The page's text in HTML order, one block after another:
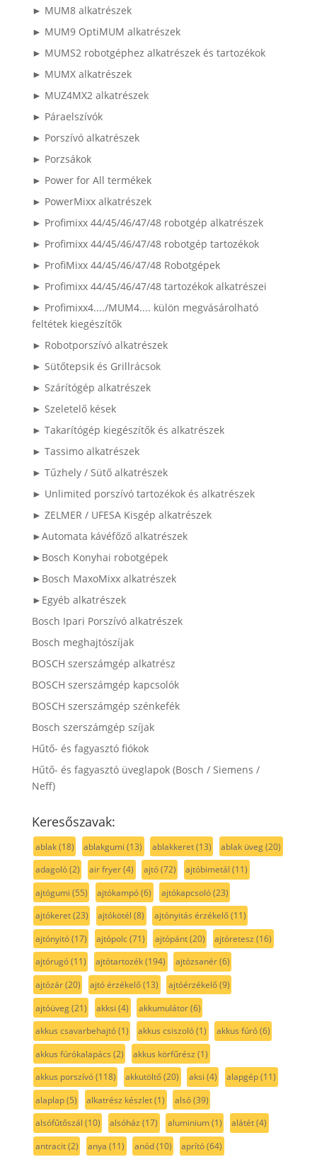
► MUM8 alkatrészek
► MUM9 OptiMUM alkatrészek
► MUMS2 robotgéphez alkatrészek és tartozékok
► MUMX alkatrészek
► MUZ4MX2 alkatrészek
► Páraelszívók
► Porszívó alkatrészek
► Porzsákok
► Power for All termékek
► PowerMixx alkatrészek
► Profimixx 44/45/46/47/48 robotgép alkatrészek
► Profimixx 44/45/46/47/48 robotgép tartozékok
► ProfiMixx 44/45/46/47/48 Robotgépek
► Profimixx 44/45/46/47/48 tartozékok alkatrészei
► Profimixx4..../MUM4.... külön megvásárolható
feltétek kiegészítők
► Robotporszívó alkatrészek
► Sütőtepsik és Grillrácsok
► Szárítógép alkatrészek
► Szeletelő kések
► Takarítógép kiegészítők és alkatrészek
► Tassimo alkatrészek
► Tűzhely / Sütő alkatrészek
► Unlimited porszívó tartozékok és alkatrészek
► ZELMER / UFESA Kisgép alkatrészek
►Automata kávéfőző alkatrészek
►Bosch Konyhai robotgépek
►Bosch MaxoMixx alkatrészek
►Egyéb alkatrészek
Bosch Ipari Porszívó alkatrészek
Bosch meghajtószíjak
BOSCH szerszámgép alkatrész
BOSCH szerszámgép kapcsolók
BOSCH szerszámgép szénkefék
Bosch szerszámgép szíjak
Hűtő- és fagyasztó fiókok
Hűtő- és fagyasztó üveglapok (Bosch / Siemens /
Neff)
Keresőszavak:
ablak(18) ablakgumi (13) ablakkeret(13) ablak üveg(20)
adagoló(2) air fryer(4) ajtó(72) ajtóbimetál (11)
ajtógumi (55) ajtókampó(6) ajtókapcsoló(23)
ajtókeret(23) ajtókötél (8) ajtónyitás érzékelő(11)
ajtónyitó(17) ajtópolc(71) ajtópánt(20) ajtóretesz (16)
ajtórugó(11) ajtótartozék(194) ajtózsanér(6)
ajtózár(20) ajtó érzékelő(13) ajtóérzékelő(9)
ajtóüveg(21) akksi (4) akkumulátor(6)
akkus csavarbehajtó(1) akkus csiszoló(1) akkus fúró(6)
akkus fúrókalapács (2) akkus körfűrész (1)
akkus porszívó(118) akkutöltő(20) aksi (4) alapgép(11)
alaplap(5) alkatrész készlet(1) alsó(39)
alsófűtőszál (10) alsóház (17) aluminium(1) alátét(4)
antracit(2) anya (11) anód(10) aprító(64)